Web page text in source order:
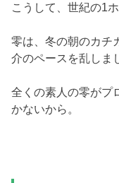
こうして、世紀の1
零は、冬の朝のカチ
介のペースを乱しま
全くの素人の零がプ
かないから。